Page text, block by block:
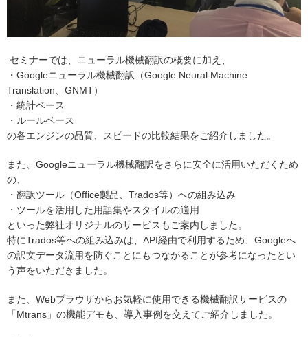
セミナーでは、ニューラル機械翻訳の概要に加え、
・Googleニューラル機械翻訳（Google Neural Machine
Translation、GNMT）
・統計ベース
・ルールベース
の各エンジンの品質、スピードの比較結果をご紹介しました。
また、Googleニューラル機械翻訳をさらに安全に活用いただくため
の、
・翻訳ツール（Office製品、Trados等）への組み込み
・ツールを活用した用語集やスタイルの適用
といった弊社オリジナルのサービスもご案内しました。
特にTrados等への組み込みは、API経由で利用するため、Googleへ
の訳文データ流用を防ぐことにもつながることが参考になったとい
う声をいただきました。
また、Webブラウザからお気軽に使用できる機械翻訳サービスの
「Mtrans」の機能デモも、導入事例を交えてご紹介しました。